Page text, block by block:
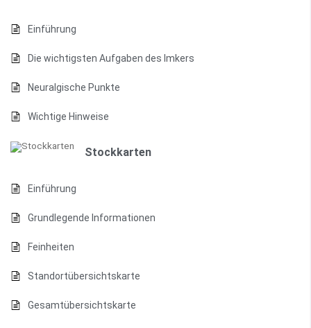
Einführung
Die wichtigsten Aufgaben des Imkers
Neuralgische Punkte
Wichtige Hinweise
Stockkarten
Einführung
Grundlegende Informationen
Feinheiten
Standortübersichtskarte
Gesamtübersichtskarte